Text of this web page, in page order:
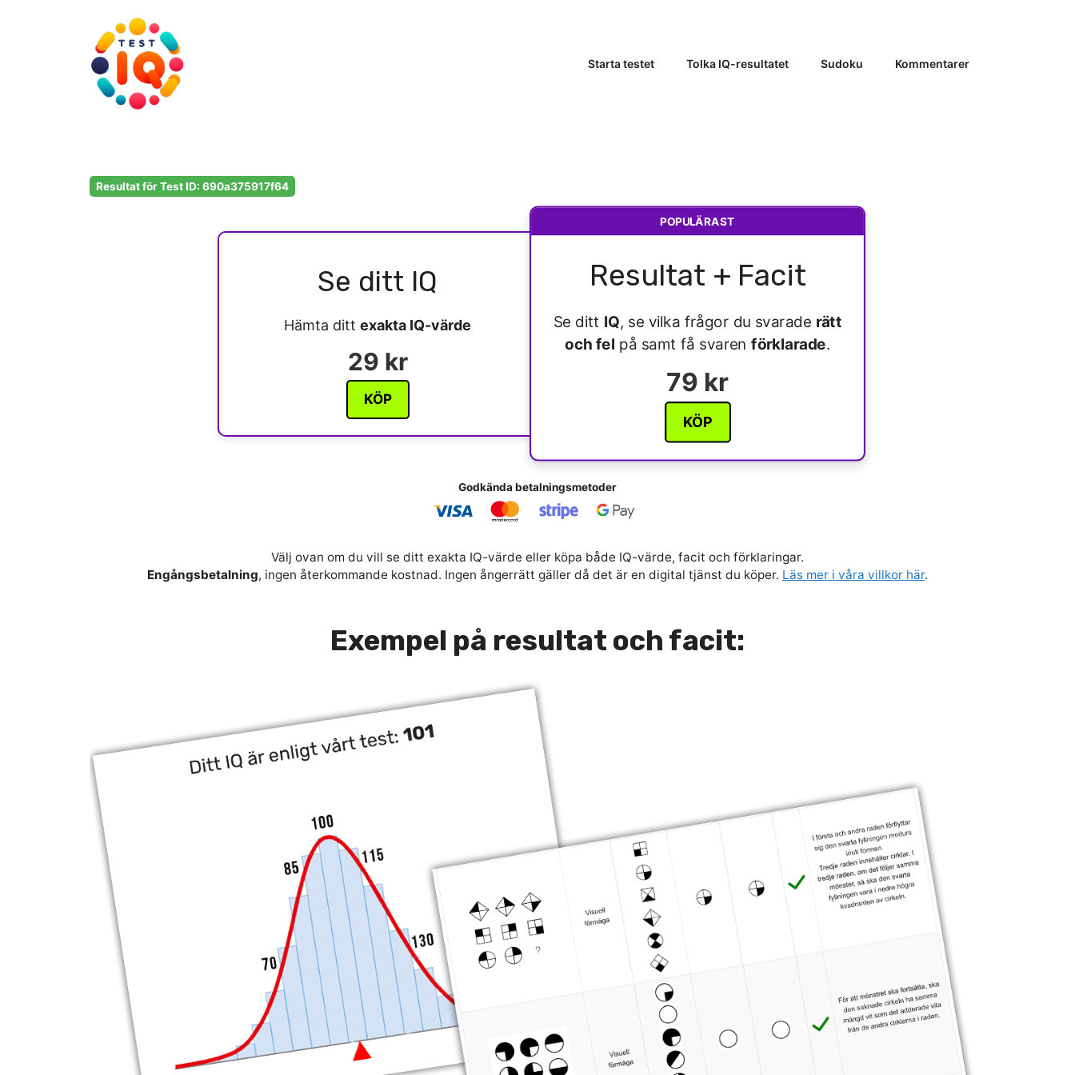
Starta testet Tolka IQ-resultatet Sudoku Kommentarer
Resultat för Test ID: 690a375917f64
Se ditt IQ
Hämta ditt exakta IQ-värde
29 kr
KÖP
POPULÄRAST
Resultat + Facit
Se ditt IQ, se vilka frågor du svarade rätt
och fel på samt få svarenförklarade.
79 kr
KÖP
Godkända betalningsmetoder
Välj ovan om du vill se ditt exakta IQ-värde eller köpa både IQ-värde, facit och förklaringar.
Engångsbetalning, ingen återkommande kostnad. Ingen ångerrätt gäller då det är en digital tjänst du köper. Läs mer i våra villkor här.
Exempel på resultat och facit: